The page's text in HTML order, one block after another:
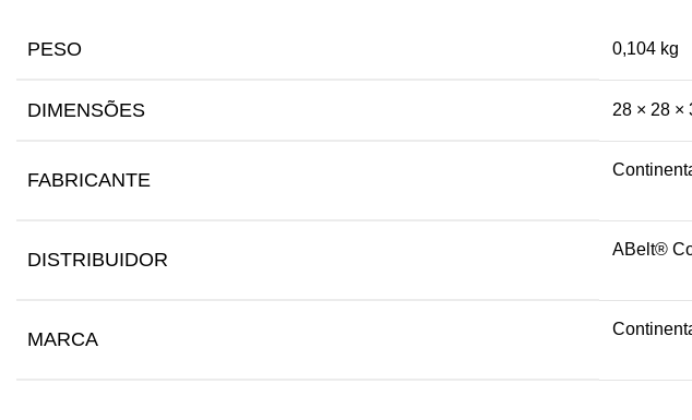
PESO 0,104 kg
DIMENSÕES 28 × 28 ×
FABRICANTE
DISTRIBUIDOR ABelt®
MARCA